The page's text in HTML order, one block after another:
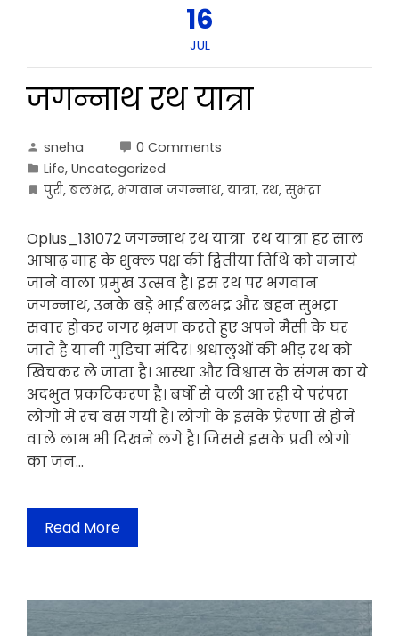
16
JUL
जगन्नाथ रथ यात्रा
sneha
0 Comments
Life, Uncategorized
पुरी, बलभद्र, भगवान जगन्नाथ, यात्रा, रथ, सुभद्रा
Oplus_131072 जगन्नाथ रथ यात्रा रथ यात्रा हर साल
आषाढ़ माह के शुक्ल पक्ष की द्वितीया तिथि को मनाये
जाने वाला प्रमुख उत्सव है। इस रथ पर भगवान
जगन्नाथ, उनके बड़े भाई बलभद्र और बहन सुभद्रा
सवार होकर नगर भ्रमण करते हुए अपने मैसी के घर
जाते है यानी गुडिचा मंदिर। श्रधालुओं की भीड़ रथ को
खिचकर ले जाता है। आस्था और विश्वास के संगम का ये
अदभुत प्रकटिकरण है। बर्षो से चली आ रही ये परंपरा
लोगो मे रच बस गयी है। लोगो के इसके प्रेरणा से होने
वाले लाभ भी दिखने लगे है। जिससे इसके प्रती लोगो
का जन…
Read More